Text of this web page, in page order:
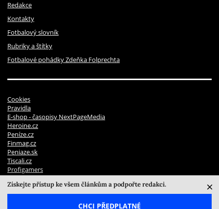
Redakce
Kontakty
Fotbalový slovník
Rubriky a štítky
Fotbalové pohádky Zdeňka Folprechta
Cookies
Pravidla
E-shop - časopisy NextPageMedia
Heroine.cz
Peníze.cz
Finmag.cz
Peniaze.sk
Tiscali.cz
Profigamers
Pravidla soutěží
© 2026 NextPage Media, s.r.o. | ISSN 2694 - 7072
Získejte přístup ke všem článkům a podpořte redakci.
CHCI PŘEDPLATNÉ